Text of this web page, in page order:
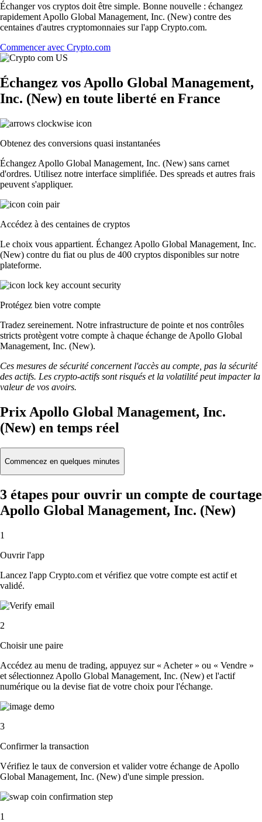
Échanger vos cryptos doit être simple. Bonne nouvelle : échangez
rapidement Apollo Global Management, Inc. (New) contre des
centaines d'autres cryptomonnaies sur l'app Crypto.com.
Commencer avec Crypto.com
Échangez vos Apollo Global Management,
Inc. (New) en toute liberté en France
Obtenez des conversions quasi instantanées
Échangez Apollo Global Management, Inc. (New) sans carnet
d'ordres. Utilisez notre interface simplifiée. Des spreads et autres frais
peuvent s'appliquer.
Accédez à des centaines de cryptos
Le choix vous appartient. Échangez Apollo Global Management, Inc.
(New) contre du fiat ou plus de 400 cryptos disponibles sur notre
plateforme.
Protégez bien votre compte
Tradez sereinement. Notre infrastructure de pointe et nos contrôles
stricts protègent votre compte à chaque échange de Apollo Global
Management, Inc. (New).
Ces mesures de sécurité concernent l'accès au compte, pas la sécurité
des actifs. Les crypto-actifs sont risqués et la volatilité peut impacter la
valeur de vos avoirs.
Prix Apollo Global Management, Inc.
(New) en temps réel
Commencez en quelques minutes
3 étapes pour ouvrir un compte de courtage
Apollo Global Management, Inc. (New)
1
Ouvrir l'app
Lancez l'app Crypto.com et vérifiez que votre compte est actif et
validé.
2
Choisir une paire
Accédez au menu de trading, appuyez sur « Acheter » ou « Vendre »
et sélectionnez Apollo Global Management, Inc. (New) et l'actif
numérique ou la devise fiat de votre choix pour l'échange.
3
Confirmer la transaction
Vérifiez le taux de conversion et valider votre échange de Apollo
Global Management, Inc. (New) d'une simple pression.
1